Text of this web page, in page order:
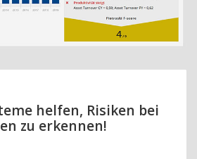
helfen, Risiken bei
zu erkennen!